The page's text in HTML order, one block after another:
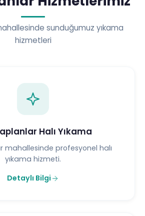
sunduğumuz yıkama
hizmetleri
Halı Yıkama
mahallesinde profesyonel halı
yıkama hizmeti.
Detaylı Bilgi